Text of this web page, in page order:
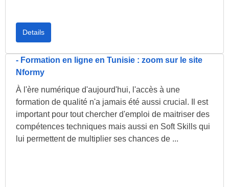
Details
- Formation en ligne en Tunisie : zoom sur le site
Nformy
À l'ère numérique d'aujourd'hui, l'accès à une
formation de qualité n'a jamais été aussi crucial. Il est
important pour tout chercher d'emploi de maitriser des
compétences techniques mais aussi en Soft Skills qui
lui permettent de multiplier ses chances de ...